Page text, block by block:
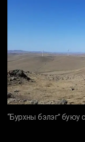
“Бурхны бэлэг” буюу